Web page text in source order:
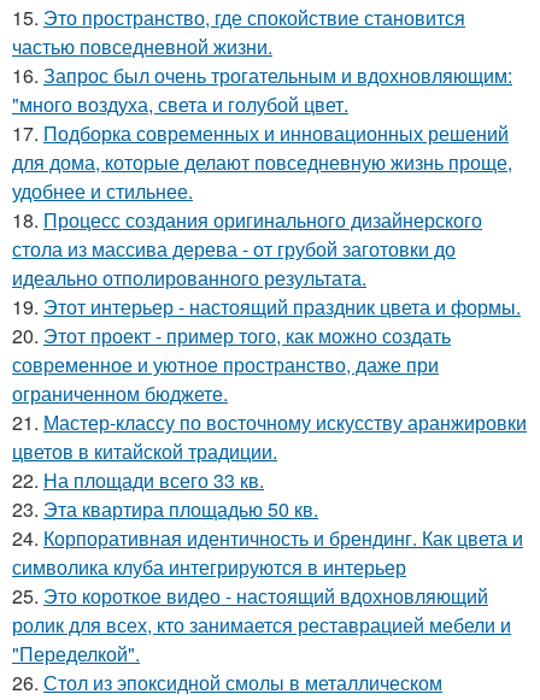
15. Это пространство, где спокойствие становится
частью повседневной жизни.
16. Запрос был очень трогательным и вдохновляющим:
"много воздуха, света и голубой цвет.
17. Подборка современных и инновационных решений
для дома, которые делают повседневную жизнь проще,
удобнее и стильнее.
18. Процесс создания оригинального дизайнерского
стола из массива дерева - от грубой заготовки до
идеально отполированного результата.
19. Этот интерьер - настоящий праздник цвета и формы.
20. Этот проект - пример того, как можно создать
современное и уютное пространство, даже при
ограниченном бюджете.
21. Мастер-классу по восточному искусству аранжировки
цветов в китайской традиции.
22. На площади всего 33 кв.
23. Эта квартира площадью 50 кв.
24. Корпоративная идентичность и брендинг. Как цвета и
символика клуба интегрируются в интерьер
25. Это короткое видео - настоящий вдохновляющий
ролик для всех, кто занимается реставрацией мебели и
"Переделкой".
26. Стол из эпоксидной смолы в металлическом